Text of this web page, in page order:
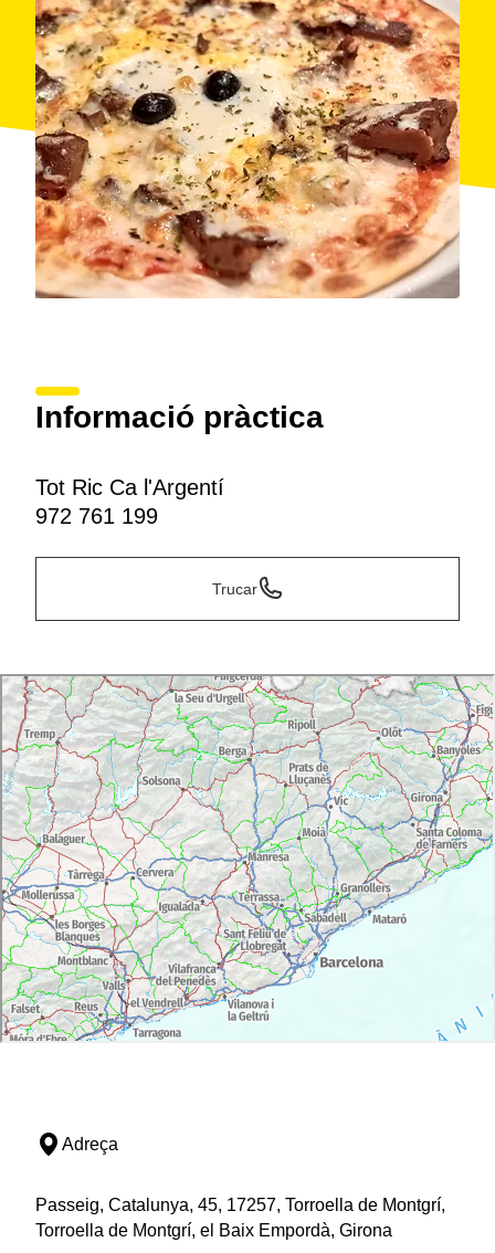
Informació pràctica
Tot Ric Ca l'Argentí
972 761 199
Trucar
Adreça
Passeig, Catalunya, 45, 17257, Torroella de Montgrí,
Torroella de Montgrí, el Baix Empordà, Girona